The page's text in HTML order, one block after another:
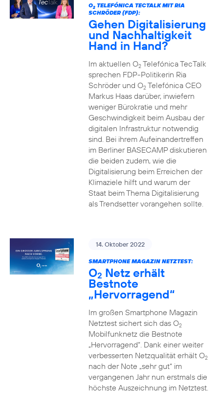
O2TELEFÓNICA TECTALK MIT RIA
SCHRÖDER (FDP):
Gehen Digitalisierung
und Nachhaltigkeit
Hand in Hand?
Im aktuellen O2Telefónica TecTalk
sprechen FDP-Politikerin Ria
Schröder und O2Telefónica CEO
Markus Haas darüber, inwiefern
weniger Bürokratie und mehr
Geschwindigkeit beim Ausbau der
digitalen Infrastruktur notwendig
sind. Bei ihrem Aufeinandertreffen
im Berliner BASECAMP diskutieren
die beiden zudem, wie die
Digitalisierung beim Erreichen der
Klimaziele hilft und warum der
Staat beim Thema Digitalisierung
als Trendsetter vorangehen sollte.
14. Oktober 2022
SMARTPHONE MAGAZIN NETZTEST:
O2 Netz erhält
Bestnote
„Hervorragend“
Im großen Smartphone Magazin
Netztest sichert sich das O2
Mobilfunknetz die Bestnote
„Hervorragend“. Dank einer weiter
verbesserten Netzqualität erhält O2
nach der Note „sehr gut“ im
vergangenen Jahr nun erstmals die
höchste Auszeichnung im Netztest.